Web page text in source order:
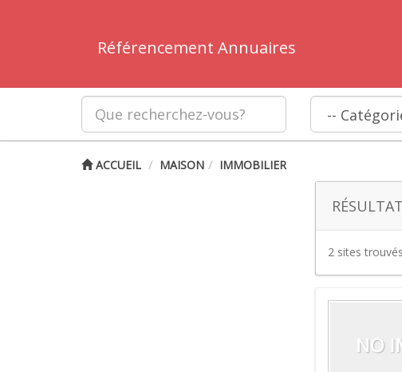
Référencement Annuaires
ACCUEIL MAISON IMMOBILIER
2 sites